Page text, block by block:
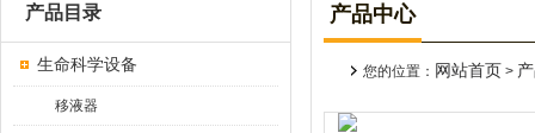
产品目录
生命科学设备
移液器
产品中心
您的位置： 网站首页 >